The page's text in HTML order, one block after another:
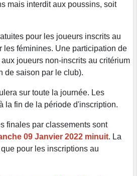
mais interdit aux poussins, soit
pour les joueurs inscrits au
les féminines. Une participation de
joueurs non-inscrits au critérium
de saison par le club).
sur toute la journée. Les
la fin de la période d'inscription.
finales par classements sont
09 Janvier 2022 minuit. La
pour les inscriptions au